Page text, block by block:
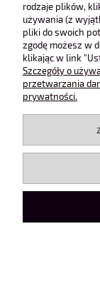
rodzaje plików,
używania (z
pliki do swoich
zgodę możesz w
klikając w link
Szczegóły o
przetwarzania
prywatności.